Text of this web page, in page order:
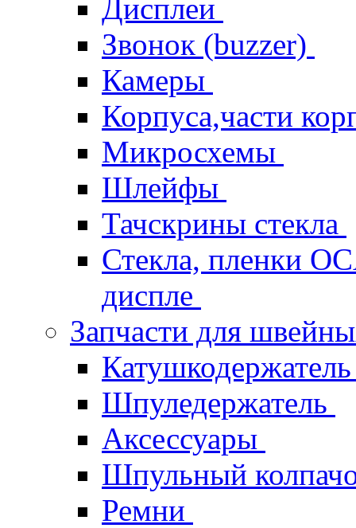
Дисплеи
Звонок (buzzer)
Камеры
Корпуса,части
Микросхемы
Шлейфы
Тачскрины стекла
Стекла, пленки
диспле
Запчасти для
Шпуледержатель
Аксессуары
Шпульный
Ремни